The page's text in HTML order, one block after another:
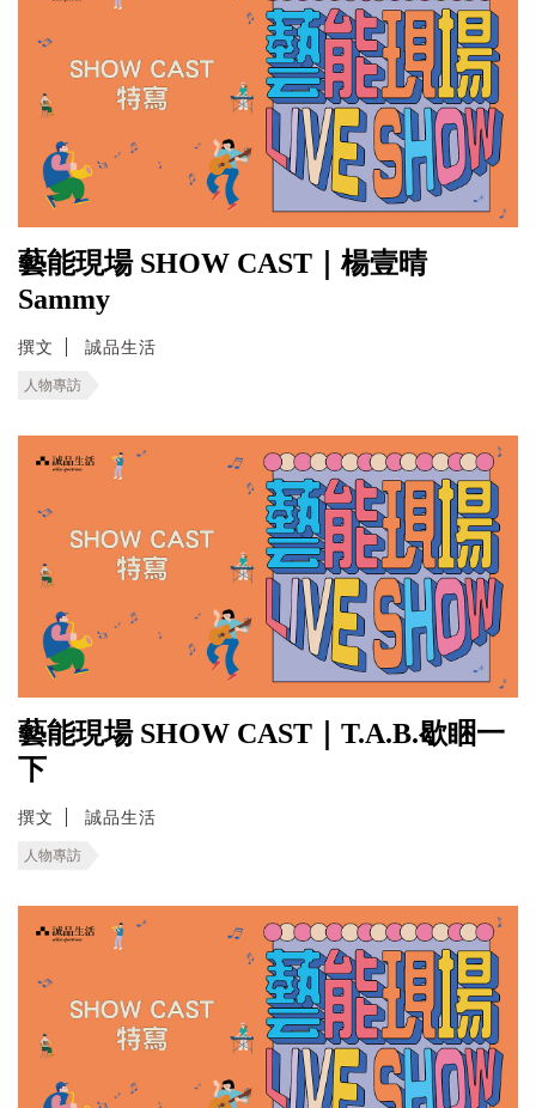
藝能現場 SHOW CAST｜楊壹晴
Sammy
撰文 誠品生活
人物專訪
藝能現場 SHOW CAST｜T.A.B.歇睏一
下
撰文 誠品生活
人物專訪